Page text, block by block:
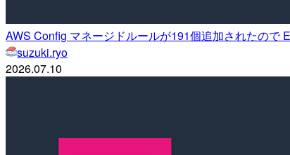
AWS Config マネージドルールが191個追加されたの
suzuki.ryo
2026.07.10